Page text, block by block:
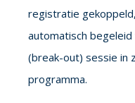
registratie
automatisch
(break-out) sessie in
programma.